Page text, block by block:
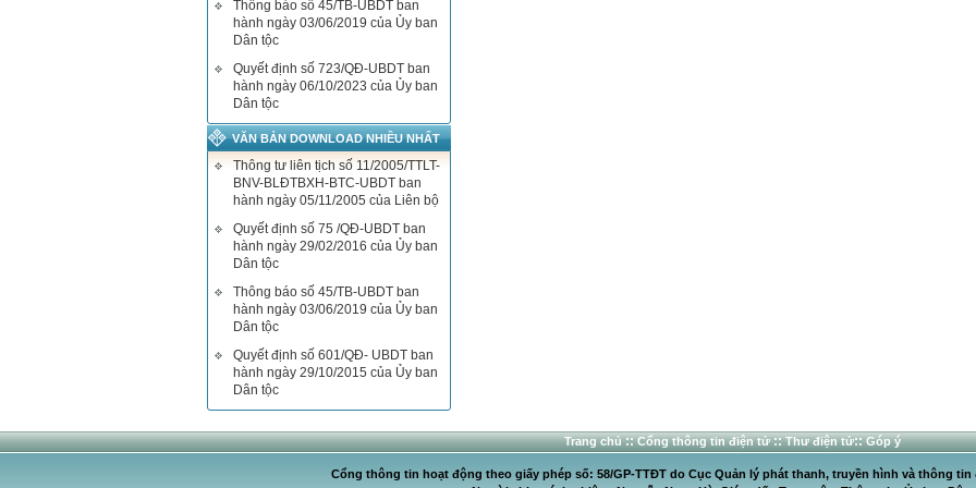
Thông báo số 45/TB-UBDT ban
hành ngày 03/06/2019 của Ủy ban
Dân tộc
Quyết định số 723/QĐ-UBDT ban
hành ngày 06/10/2023 của Ủy ban
Dân tộc
VĂN BẢN DOWNLOAD NHIỀU NHẤT
Thông tư liên tịch số 11/2005/TTLT-
BNV-BLĐTBXH-BTC-UBDT ban
hành ngày 05/11/2005 của Liên bộ
Quyết định số 75 /QĐ-UBDT ban
hành ngày 29/02/2016 của Ủy ban
Dân tộc
Thông báo số 45/TB-UBDT ban
hành ngày 03/06/2019 của Ủy ban
Dân tộc
Quyết định số 601/QĐ- UBDT ban
hành ngày 29/10/2015 của Ủy ban
Dân tộc
Trang chủ:: Cổng thông tin điện tử:: Thư điện tử:: Góp ý
Cổng thông tin hoạt động theo giấy phép số: 58/GP-TTĐT do Cục Quản lý phát thanh, truyền hình và thông tin